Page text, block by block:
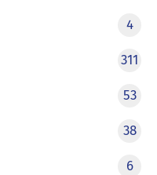
4
311
53
38
6